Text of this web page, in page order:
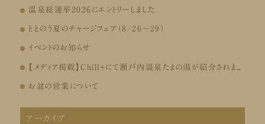
温泉総選挙2026にエントリーしました
ととのう夏のチャージフェア（8/26～29）
イベントのお知らせ
お盆の営業について
アーカイブ